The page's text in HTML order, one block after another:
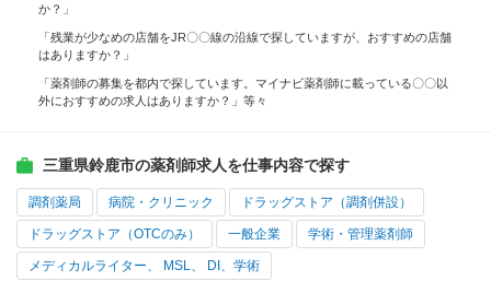
か？」
「残業が少なめの店舗をJR〇〇線の沿線で探していますが、おすすめの店舗
はありますか？」
「薬剤師の募集を都内で探しています。マイナビ薬剤師に載っている〇〇以
外におすすめの求人はありますか？」等々
三重県鈴鹿市の薬剤師求人を仕事内容で探す
調剤薬局 病院・クリニック ドラッグストア（調剤併設）
ドラッグストア（OTCのみ） 一般企業 学術・管理薬剤師
メディカルライター、 MSL、 DI、学術